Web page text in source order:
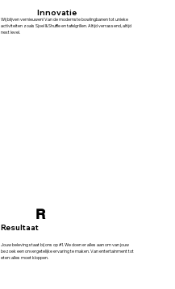
Innovatie
Wij blijven vernieuwen! Van de modernste bowlingbanen tot unieke
activiteiten zoals Sjoel & Shuffle en tafelgrillen. Altijd verrassend, altijd
next level.
R
Resultaat
Jouw beleving staat bij ons op #1. We doen er alles aan om van jouw
bezoek een onvergetelijke ervaring te maken. Van entertainment tot
eten: alles moet kloppen.